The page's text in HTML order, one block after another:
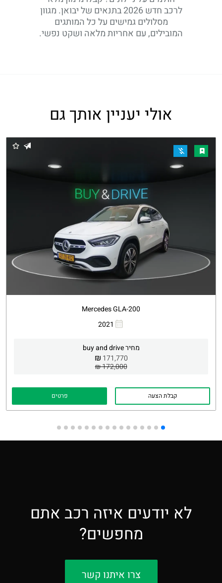
לרכב חדש 2026 בתנאים של יבואן. מגוון
מסלולים גמישים על כל המותגים
המובילים, עם אחריות מלאה ושקט נפשי.
אולי יעניין אותך גם
Mercedes GLA-200
2021
מחיר buy and drive
171,770
₪
172,000 ₪
קבלת הצעה פרטים
לא יודעים איזה רכב אתם
מחפשים?
צרו איתנו קשר